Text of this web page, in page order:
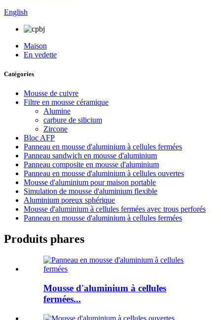
English
Maison
En vedette
Catégories
Mousse de cuivre
Filtre en mousse céramique
Alumine
carbure de silicium
Zircone
Bloc AFP
Panneau en mousse d'aluminium à cellules fermées
Panneau sandwich en mousse d'aluminium
Panneau composite en mousse d'aluminium
Panneau en mousse d'aluminium à cellules ouvertes
Mousse d'aluminium pour maison portable
Simulation de mousse d'aluminium flexible
Aluminium poreux sphérique
Mousse d'aluminium à cellules fermées avec trous perforés
Panneau en mousse d'aluminium à cellules fermées
Produits phares
Mousse d'aluminium à cellules
fermées...